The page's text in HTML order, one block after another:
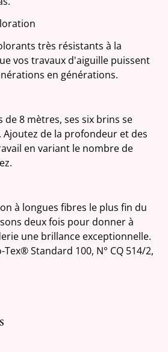
très résistants à la
vos travaux d'aiguille puissent
en générations.
de 8 mètres, ses six brins se
de la profondeur et des
en variant le nombre de
à longues fibres le plus fin du
deux fois pour donner à
une brillance exceptionnelle.
Standard 100, N° CQ 514/2,